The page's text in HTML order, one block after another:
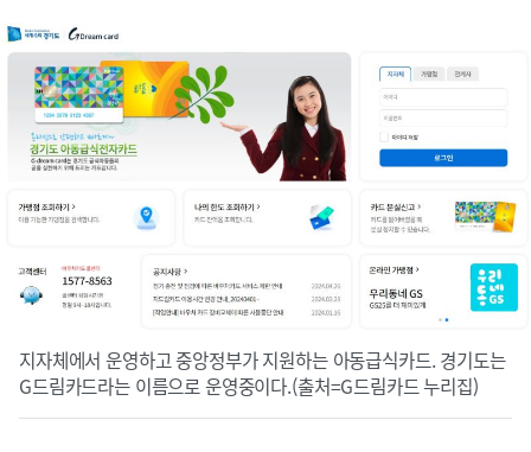
지자체에서 운영하고 중앙정부가 지원하는 아동급식카드. 경기도는
G드림카드라는 이름으로 운영중이다.(출처=G드림카드 누리집)